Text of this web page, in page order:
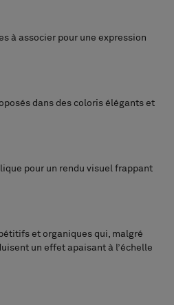
à associer pour une expression
dans des coloris élégants et
pour un rendu visuel frappant
et organiques qui, malgré
un effet apaisant à l’échelle